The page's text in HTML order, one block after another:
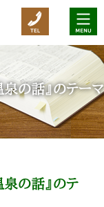
の話』のテーマ
の話』のテ